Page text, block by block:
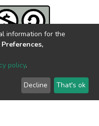
DE LA PLATA | Avenida 13
- República Argentina
information for the
policy.
Decline That's ok